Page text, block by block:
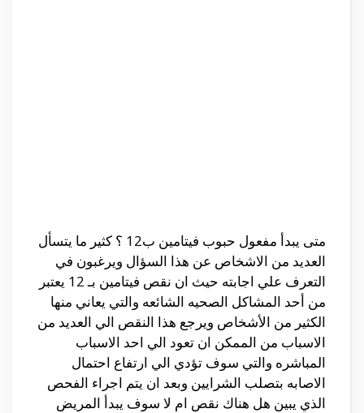
متى يبدأ مفعول حبوب فيتامين ب12 ؟ كثير ما يتسأل
العديد من الاشخاص عن هذا السؤال ويرغبون في
التعرف علي اجابته حيث ان نقص فيتامين بـ 12 يعتبر
من أحد المشاكل الصحيه الشائعه والتي يعاني منها
الكثير من الأشخاص ويرجع هذا النقص الي العديد من
الاسباب من الممكن ان تعود الي احد الاسباب
المباشره والتي سوف تؤدي الي ارتفاع احتمال
الاصابه بتصلب الشرايين وبعد ان يتم اجراء الفحص
الذي يبين هل هناك نقص ام لا سوف يبدأ المريض